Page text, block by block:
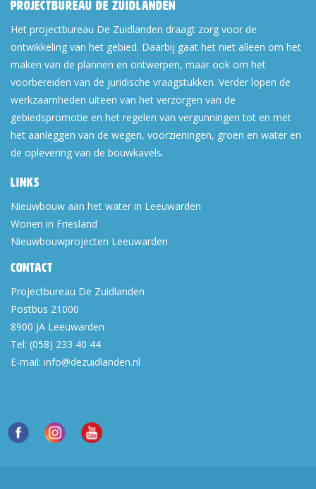
Projectbureau De Zuidlanden
Het projectbureau De Zuidlanden draagt zorg voor de
ontwikkeling van het gebied. Daarbij gaat het niet alleen om het
maken van de plannen en ontwerpen, maar ook om het
voorbereiden van de juridische vraagstukken. Verder lopen de
werkzaamheden uiteen van het verzorgen van de
gebiedspromotie en het regelen van vergunningen tot en met
het aanleggen van de wegen, voorzieningen, groen en water en
de oplevering van de bouwkavels.
Links
Nieuwbouw aan het water in Leeuwarden
Wonen in Friesland
Nieuwbouwprojecten Leeuwarden
Contact
Projectbureau De Zuidlanden
Postbus 21000
8900 JA Leeuwarden
Tel: (058) 233 40 44
E-mail: info@dezuidlanden.nl